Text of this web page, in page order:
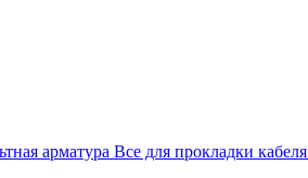
арматура Все для прокладки кабеля